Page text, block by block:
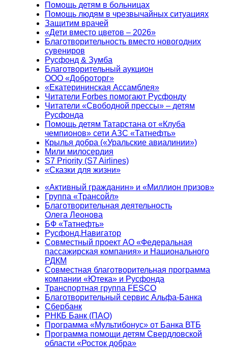
Помощь детям в больницах
Помощь людям в чрезвычайных ситуациях
Защитим врачей
«Дети вместо цветов – 2026»
Благотворительность вместо новогодних
сувениров
Русфонд & Зумба
Благотворительный аукцион
ООО «Доброторг»
«Екатерининская Ассамблея»
Читатели Forbes помогают Русфонду
Читатели «Свободной прессы» – детям
Русфонда
Помощь детям Татарстана от «Клуба
чемпионов» сети АЗС «Татнефть»
Крылья добра («Уральские авиалинии»)
Мили милосердия
S7 Priority (S7 Airlines)
«Сказки для жизни»
«Активный гражданин» и «Миллион призов»
Группа «Трансойл»
Благотворительная деятельность
Олега Леонова
БФ «Татнефть»
Русфонд.Навигатор
Совместный проект АО «Федеральная
пассажирская компания» и Национального
РДКМ
Совместная благотворительная программа
компании «Ютека» и Русфонда
Транспортная группа FESCO
Благотворительный сервис Альфа-Банка
Сбербанк
РНКБ Банк (ПАО)
Программа «Мультибонус» от Банка ВТБ
Программа помощи детям Свердловской
области «Росток добра»